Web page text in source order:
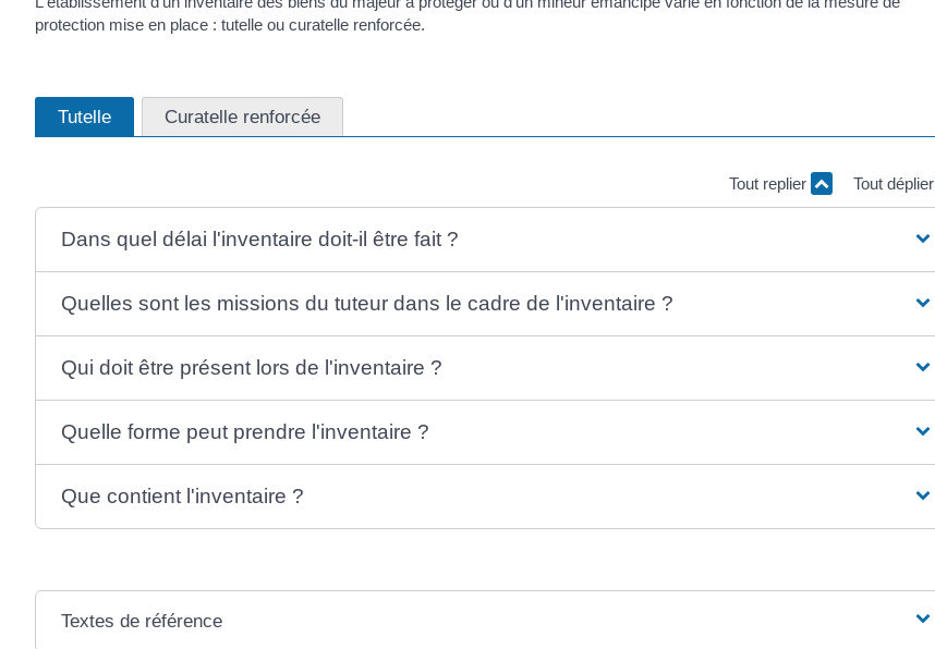
protection mise en place : tutelle ou curatelle renforcée.
Tutelle Curatelle renforcée
Tout replier Tout déplier
Dans quel délai l'inventaire doit-il être fait ?
Quelles sont les missions du tuteur dans le cadre de l'inventaire ?
Qui doit être présent lors de l'inventaire ?
Quelle forme peut prendre l'inventaire ?
Que contient l'inventaire ?
Textes de référence